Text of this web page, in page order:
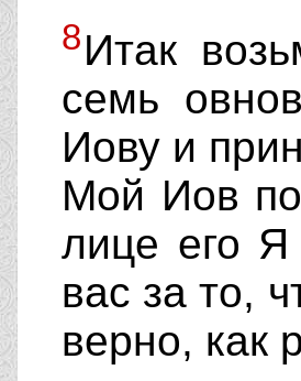
8Итак
семь
Иову и
Мой Иов
лице его Я
вас за то,
верно, как